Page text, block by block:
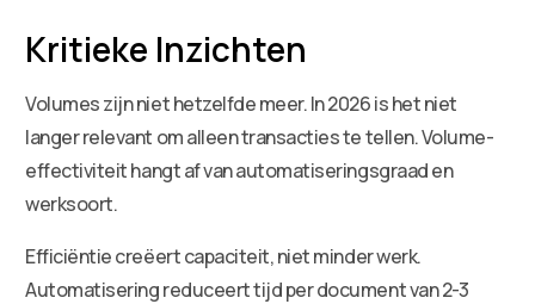
Kritieke Inzichten
Volumes zijn niet hetzelfde meer. In 2026 is het niet
langer relevant om alleen transacties te tellen. Volume-
effectiviteit hangt af van automatiseringsgraad en
werksoort.
Efficiëntie creëert capaciteit, niet minder werk.
Automatisering reduceert tijd per document van 2-3